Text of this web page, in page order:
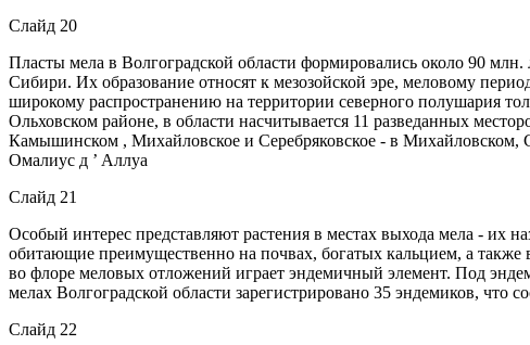
Слайд 20
Пласты мела в Волгоградской области формировались около 90
Сибири. Их образование относят к мезозойской эре, меловому
широкому распространению на территории северного полушария
Ольховском районе, в области насчитывается 11 разведанных
Камышинском , Михайловское и Серебряковское - в Михайловском,
Омалиус д ’ Аллуа
Слайд 21
Особый интерес представляют растения в местах выхода мела -
обитающие преимущественно на почвах, богатых кальцием, а
во флоре меловых отложений играет эндемичный элемент. Под
мелах Волгоградской области зарегистрировано 35 эндемиков, что
Слайд 22